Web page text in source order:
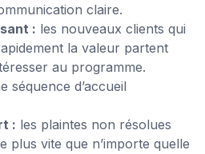
claire.
: les nouveaux clients qui
la valeur partent
au programme.
séquence d’accueil
: les plaintes non résolues
plus vite que n’importe quelle